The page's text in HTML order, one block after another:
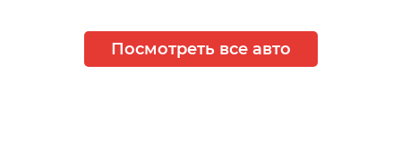
Посмотреть все авто